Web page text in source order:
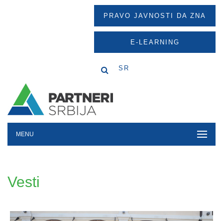
PRAVO JAVNOSTI DA ZNA
E-LEARNING
SR
MENU
Vesti